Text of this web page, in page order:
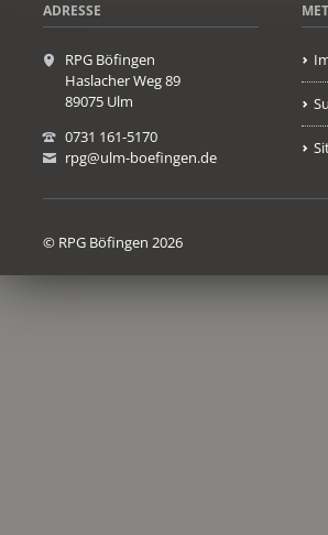
ADRESSE
RPG Böfingen
Haslacher Weg 89
89075 Ulm
0731 161-5170
rpg@ulm-boefingen.de
© RPG Böfingen 2026